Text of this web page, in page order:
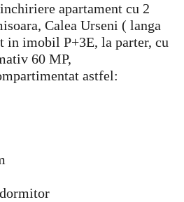
apartament cu 2
Calea Urseni ( langa
in imobil P+3E, la parter, cu
60 MP,
astfel: